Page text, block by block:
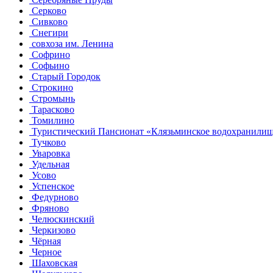
Серково
Сивково
Снегири
совхоза им. Ленина
Софрино
Софьино
Старый Городок
Строкино
Стромынь
Тарасково
Томилино
Туристический Пансионат «Клязьминское
Тучково
Уваровка
Удельная
Усово
Успенское
Федурново
Фряново
Челюскинский
Черкизово
Чёрная
Черное
Шаховская